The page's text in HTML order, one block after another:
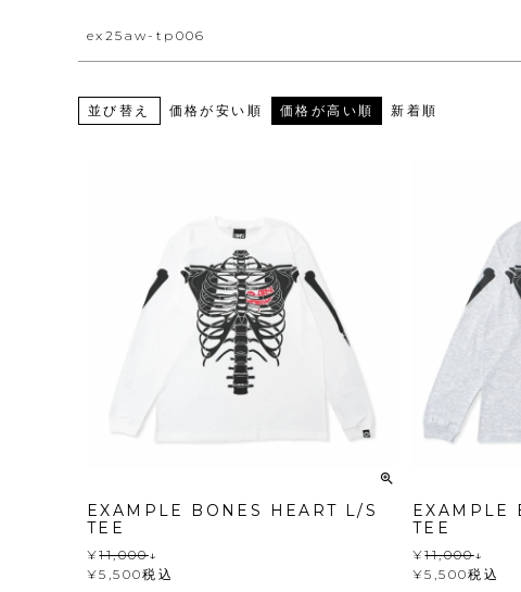
ex25aw-tp006
並び替え 価格が安い順 価格が高い順 新着順
EXAMPLE BONES HEART L/S
TEE
¥11,000↓
¥5,500税込
EXAMPLE
TEE
¥11,000↓
¥5,500税込